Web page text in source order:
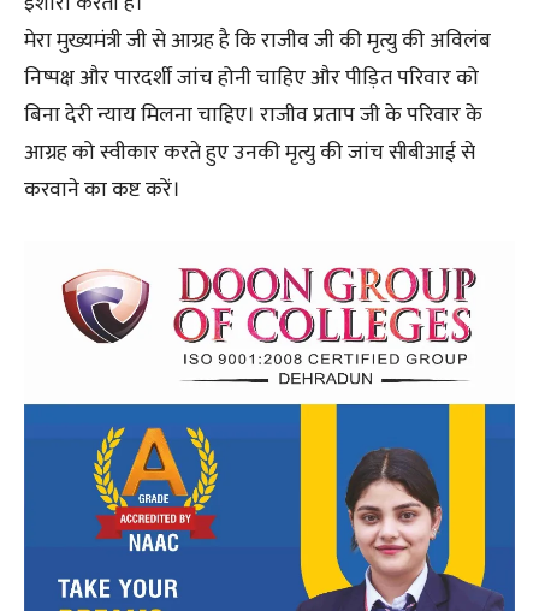
मेरा मुख्यमंत्री जी से आग्रह है कि राजीव जी की मृत्यु की अविलंब
निष्पक्ष और पारदर्शी जांच होनी चाहिए और पीड़ित परिवार को
बिना देरी न्याय मिलना चाहिए। राजीव प्रताप जी के परिवार के
आग्रह को स्वीकार करते हुए उनकी मृत्यु की जांच सीबीआई से
करवाने का कष्ट करें।